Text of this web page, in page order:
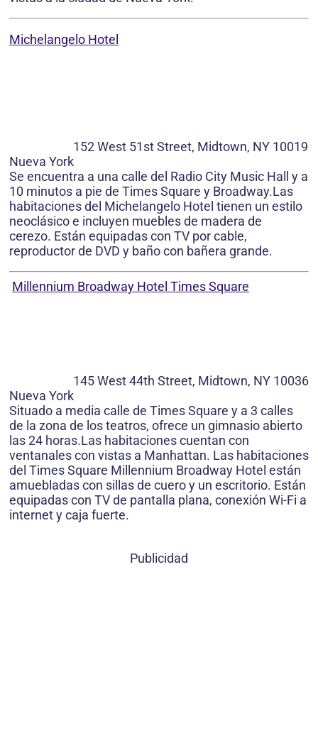
Michelangelo Hotel
152 West 51st Street, Midtown, NY 10019
Nueva York
Se encuentra a una calle del Radio City Music Hall y a
10 minutos a pie de Times Square y Broadway.Las
habitaciones del Michelangelo Hotel tienen un estilo
neoclásico e incluyen muebles de madera de
cerezo. Están equipadas con TV por cable,
reproductor de DVD y baño con bañera grande.
Millennium Broadway Hotel Times Square
145 West 44th Street, Midtown, NY 10036
Nueva York
Situado a media calle de Times Square y a 3 calles
de la zona de los teatros, ofrece un gimnasio abierto
las 24 horas.Las habitaciones cuentan con
ventanales con vistas a Manhattan. Las habitaciones
del Times Square Millennium Broadway Hotel están
amuebladas con sillas de cuero y un escritorio. Están
equipadas con TV de pantalla plana, conexión Wi-Fi a
internet y caja fuerte.
Publicidad